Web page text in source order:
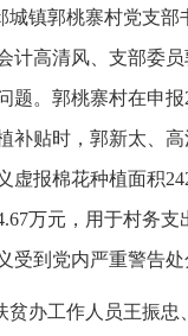
镇郭桃寨村党支部
计高清风、支部委
题。郭桃寨村在申报
补贴时，郭新太、
虚报棉花种植面积
万元，用于村务支
受到党内严重警告处
办工作人员王振忠